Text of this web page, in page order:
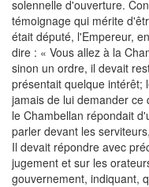
solennelle d'ouverture.
témoignage qui mérite
était député, l'Empereur,
dire : « Vous allez à la
sinon un ordre, il devait
présentait quelque intérêt;
jamais de lui demander ce
le Chambellan répondait
parler devant les
Il devait répondre avec
jugement et sur les
gouvernement, indiquant,